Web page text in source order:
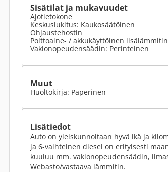
Sisätilat ja mukavuudet
Ajotietokone
Keskuslukitus: Kaukosäätöinen
Ohjaustehostin
Polttoaine- / akkukäyttöinen lisälämmitin
Vakionopeudensäädin: Perinteinen
Muut
Huoltokirja: Paperinen
Lisätiedot
Auto on yleiskunnoltaan hyvä ikä ja
ja 6-vaihteinen diesel on erityisesti
kuuluu mm. vakionopeudensäädin,
Webasto/vastaava lämmitin.